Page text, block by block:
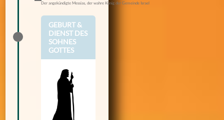
Der angekündigte Messias, der wahre König der Gemeinde Israel
GEBURT &
DIENST DES
SOHNES
GOTTES